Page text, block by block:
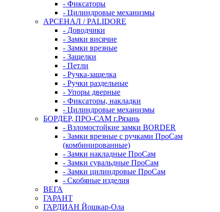
- Фиксаторы
- Цилиндровые механизмы
АРСЕНАЛ / PALIDORE
- Доводчики
- Замки висячие
- Замки врезные
- Защелки
- Петли
- Ручка-защелка
- Ручки раздельные
- Упоры дверные
- Фиксаторы, накладки
- Цилиндровые механизмы
БОРДЕР, ПРО-САМ г.Рязань
- Взломостойкие замки BORDER
- Замки врезные с ручками ПроСам
(комбинированные)
- Замки накладные ПроСам
- Замки сувальдные ПроСам
- Замки цилиндровые ПроСам
- Скобяные изделия
ВЕГА
ГАРАНТ
ГАРДИАН Йошкар-Ола